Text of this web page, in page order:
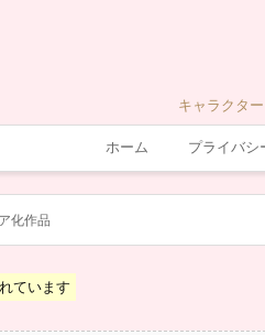
キャラクタ
ホーム プライバシ
化作品
ています